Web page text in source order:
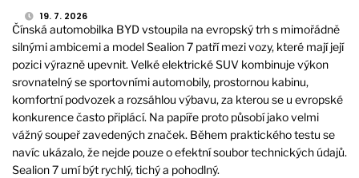
19. 7. 2026
Čínská automobilka BYD vstoupila na evropský trh s mimořádně
silnými ambicemi a model Sealion 7 patří mezi vozy, které mají její
pozici výrazně upevnit. Velké elektrické SUV kombinuje výkon
srovnatelný se sportovními automobily, prostornou kabinu,
komfortní podvozek a rozsáhlou výbavu, za kterou se u evropské
konkurence často připlácí. Na papíře proto působí jako velmi
vážný soupeř zavedených značek. Během praktického testu se
navíc ukázalo, že nejde pouze o efektní soubor technických údajů.
Sealion 7 umí být rychlý, tichý a pohodlný.